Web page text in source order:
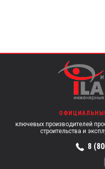
ключевых производителей
строительства и
8